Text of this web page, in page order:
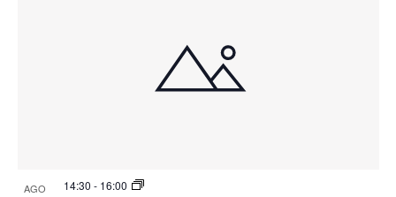
AGO 14:30 - 16:00